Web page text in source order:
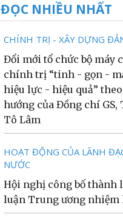
ĐỌC NHIỀU NHẤT
CHÍNH TRỊ - XÂY DỰNG
Đổi mới tổ chức bộ máy
chính trị “tinh - gọn -
hiệu lực - hiệu quả”
hướng của Đồng chí GS,
Tô Lâm
HOẠT ĐỘNG CỦA LÃNH
NƯỚC
Hội nghị công bố thành
luận Trung ương nhiệm